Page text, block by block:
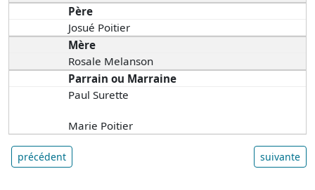
Père
Josué Poitier
Mère
Rosale Melanson
Parrain ou Marraine
Paul Surette
Marie Poitier
précédent suivante